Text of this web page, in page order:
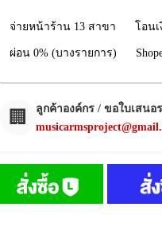
จ่ายหน้าร้าน 13 สาขา โอน
ผ่อน 0% (บางรายการ)
🏢
ลูกค้าองค์กร / ขอใบเสนอ